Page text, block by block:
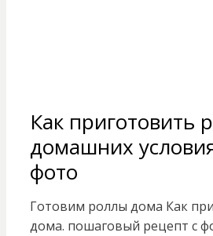
Как приготовить
домашних
фото
Готовим роллы дома Как
дома. пошаговый рецепт с